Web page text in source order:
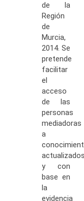
de la
Región
de
Murcia,
2014. Se
pretende
facilitar
el
acceso
de las
personas
mediadoras
a
actualizados
y con
base en
la
evidencia